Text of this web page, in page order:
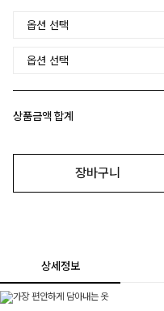
상품금액 합계
장바구니
상세정보